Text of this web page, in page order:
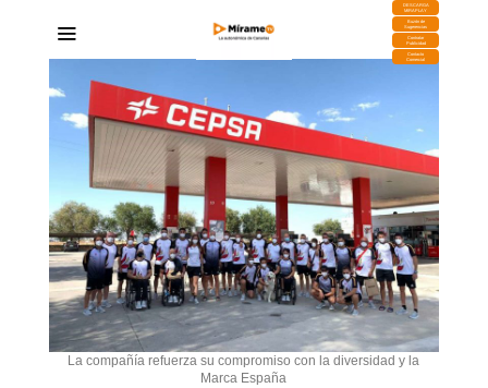
DESCARGA
MIRAPLAY
Buzón de
Sugerencias
Contratar
Publicidad
Contacto
Comercial
La compañía refuerza su compromiso con la diversidad y la
Marca España